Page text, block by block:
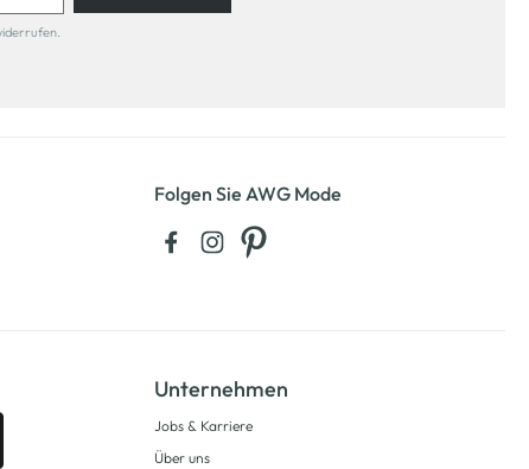
Folgen Sie AWG Mode
Unternehmen
Jobs & Karriere
Über uns